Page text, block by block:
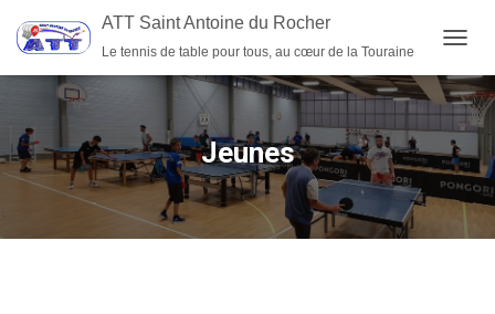
ATT Saint Antoine du Rocher
Le tennis de table pour tous, au cœur de la Touraine
Jeunes